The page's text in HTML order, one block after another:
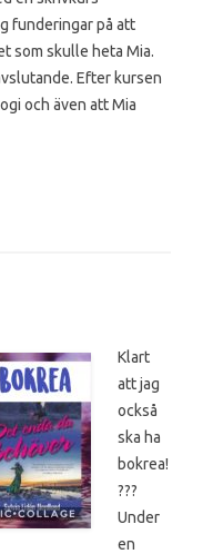
funderingar på att
som skulle heta Mia.
Efter kursen
och även att Mia
Klart
att jag
också
ska ha
bokrea!
???
Under
en